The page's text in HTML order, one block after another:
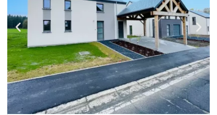
+ D'INFORMATIONS SUR CE BIEN
WELLIN
à partir de 259.000€
3 1